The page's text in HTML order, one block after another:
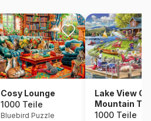
Cosy Lounge
1000 Teile
Bluebird Puzzle
Lake View
Mountain
1000 Teile